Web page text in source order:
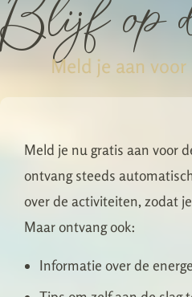
Meld je aan
Meld je nu gratis aan voor
ontvang steeds
over de activiteiten, zodat
Maar ontvang ook:
Informatie over de